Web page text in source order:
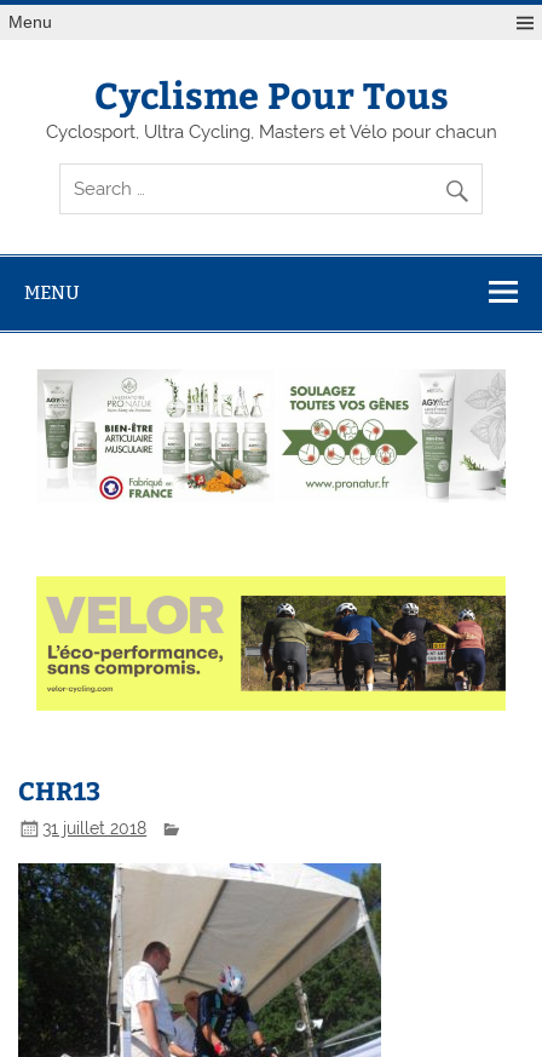
Menu
Cyclisme Pour Tous
Cyclosport, Ultra Cycling, Masters et Vélo pour chacun
MENU
CHR13
31 juillet 2018